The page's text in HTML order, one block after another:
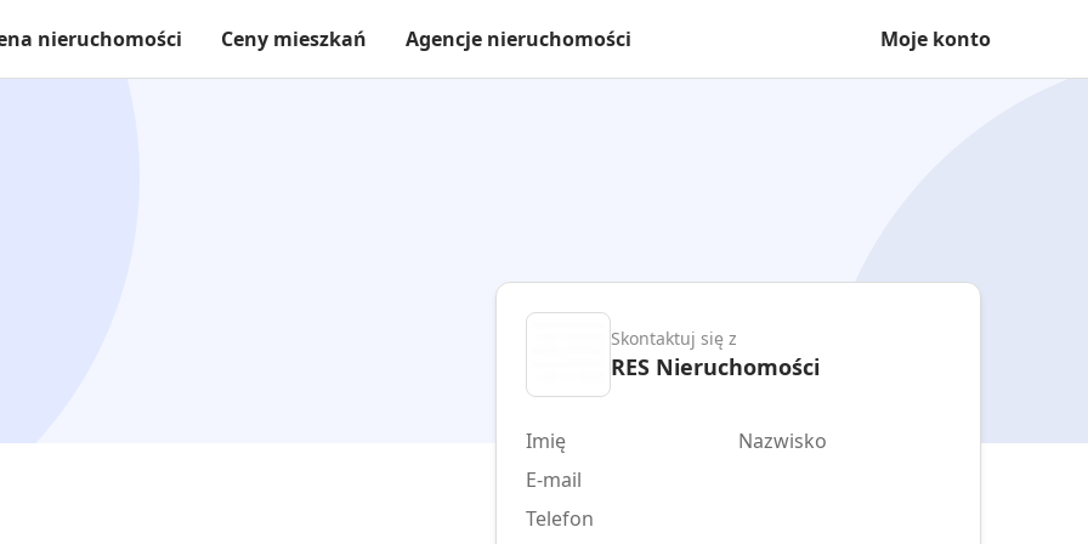
nieruchomości Ceny mieszkań Agencje nieruchomości Moje konto
Skontaktuj się z
RES Nieruchomości